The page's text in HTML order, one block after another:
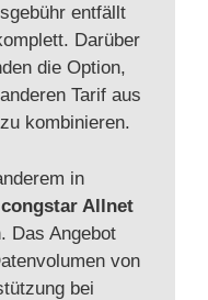
entfällt
Darüber
die Option,
Tarif aus
kombinieren.
in
congstar Allnet
Das Angebot
von
bei